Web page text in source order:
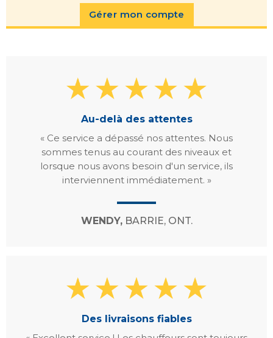
Gérer mon compte
Au-delà des attentes
« Ce service a dépassé nos attentes. Nous
sommes tenus au courant des niveaux et
lorsque nous avons besoin d'un service, ils
interviennent immédiatement. »
WENDY,BARRIE, ONT.
Des livraisons fiables